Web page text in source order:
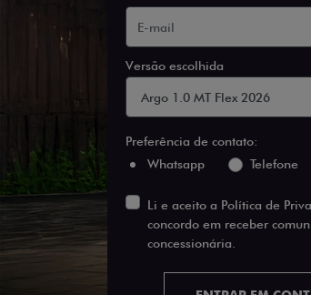
Versão escolhida
Preferência de contato:
Whatsapp
Telefone
Li e aceito a Política de
concordo em receber
concessionária.